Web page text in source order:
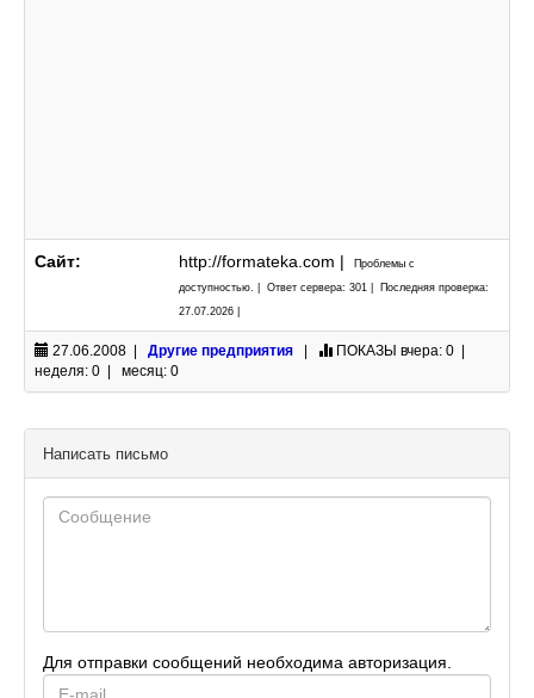
Сайт: http://formateka.com |
Проблемы с
доступностью. | Ответ сервера: 301 | Последняя проверка:
27.07.2026 |
27.06.2008 | Другие предприятия ПОКАЗЫ вчера: 0 |
неделя: 0 | месяц: 0
Написать письмо
Для отправки сообщений необходима авторизация.